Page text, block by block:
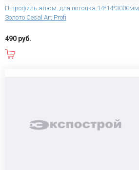
П-профиль алюм. для потолка 14*14*3000мм
Золото Cesal Art Profi
490 руб.